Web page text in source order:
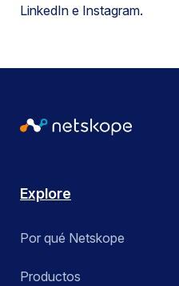
LinkedIn e Instagram.
Explore
Por qué Netskope
Productos